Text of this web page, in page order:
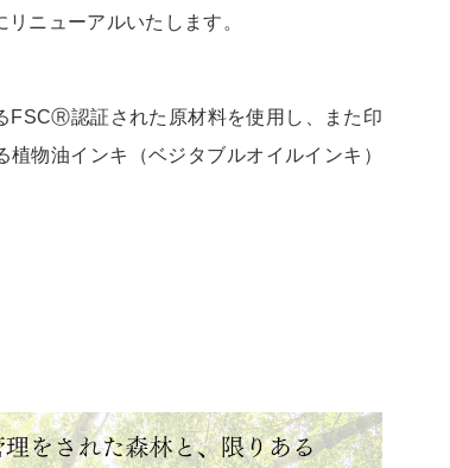
ニューアルいたします。
FSCⓇ認証された原材料を使用し、また印
物油インキ（ベジタブルオイルインキ）